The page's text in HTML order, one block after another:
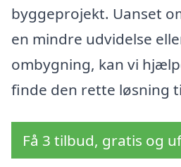
byggeprojekt. Uanset
en mindre udvidelse
ombygning, kan vi
finde den rette løsning
Få 3 tilbud, gratis og